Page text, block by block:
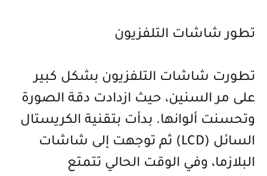
تطور شاشات التلفزيون
تطورت شاشات التلفزيون بشكل كبير
على مر السنين، حيث ازدادت دقة الصورة
وتحسنت ألوانها. بدأت بتقنية الكريستال
السائل (LCD) ثم توجهت إلى شاشات
البلازما، وفي الوقت الحالي تتمتع